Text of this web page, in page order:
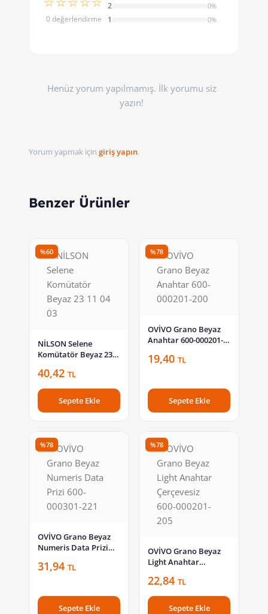
0 değerlendirme
2 0%
1 0%
Henüz yorum yapılmamış. İlk yorumu siz
yazın!
Yorum yapmak için giriş yapın.
Benzer Ürünler
%60
NİLSON Selene
Komütatör Beyaz 23
40,42 TL
Sepete Ekle
%78
OVİVO Grano Beyaz
Anahtar 600-000201-
19,40 TL
Sepete Ekle
%78
OVİVO Grano Beyaz
Numeris Data Prizi
31,94 TL
Sepete Ekle
%78
OVİVO Grano Beyaz
Light Anahtar
205
22,84 TL
Sepete Ekle